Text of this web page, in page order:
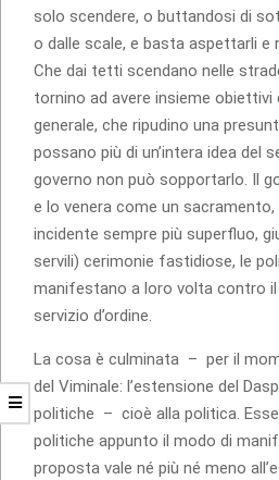
solo scendere, o buttandosi di
o dalle scale, e basta aspettarli e
Che dai tetti scendano nelle
tornino ad avere insieme obiettivi
generale, che ripudino una
possano più di un’intera idea del
governo non può sopportarlo. Il
e lo venera come un sacramento,
incidente sempre più superfluo,
servili) cerimonie fastidiose, le
manifestano a loro volta contro
servizio d’ordine.
La cosa è culminata – per il
del Viminale: l’estensione del
politiche – cioè alla politica.
politiche appunto il modo di
proposta vale né più né meno